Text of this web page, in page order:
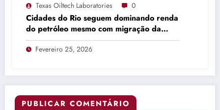
Texas Oiltech Laboratories 0
Cidades do Rio seguem dominando renda
do petróleo mesmo com migração da
produção
Fevereiro 25, 2026
PUBLICAR COMENTÁRIO